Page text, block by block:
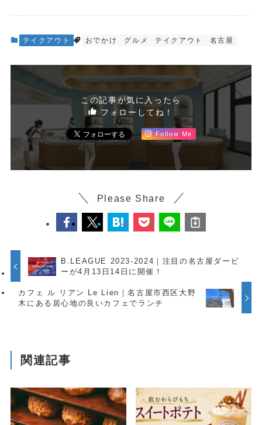
テイクアウト おでかけ グルメ テイクアウト 名古屋
この記事が気に入ったら
フォローしてね！
Follow Me
Please Share
B.LEAGUE 2023-2024｜注目の名古屋ダービ
ーが4月13日14日に開催！
カフェ ル リアン Le Lien｜名古屋市西区大野
木にある居心地の良いカフェでランチ
関連記事